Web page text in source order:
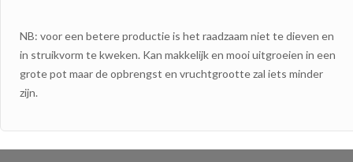
NB: voor een betere productie is het raadzaam niet te dieven en
in struikvorm te kweken. Kan makkelijk en mooi uitgroeien in een
grote pot maar de opbrengst en vruchtgrootte zal iets minder
zijn.